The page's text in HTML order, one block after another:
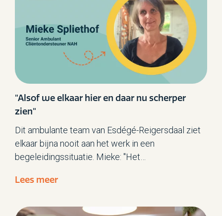
"Alsof we elkaar hier en daar nu scherper
zien"
Dit ambulante team van Esdégé-Reigersdaal ziet
elkaar bijna nooit aan het werk in een
begeleidingssituatie. Mieke: "Het
traject maakte het werk van m’n collega’s
welke rake dingen ze zeiden. Of hoe zorgvuldig ze
Lees meer